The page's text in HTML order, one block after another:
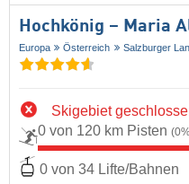
Hochkönig – Maria
Europa Österreich Salzburger
Skigebiet
0 von 120 km Pisten
0 von 34 Lifte/Bahnen